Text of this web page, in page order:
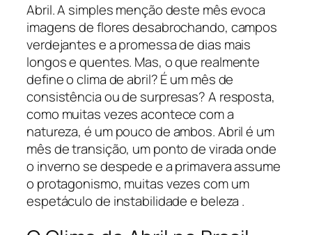
Abril. A simples menção deste mês evoca
imagens de flores desabrochando, campos
verdejantes e a promessa de dias mais
longos e quentes. Mas, o que realmente
define o clima de abril? É um mês de
consistência ou de surpresas? A resposta,
como muitas vezes acontece com a
natureza, é um pouco de ambos. Abril é um
mês de transição, um ponto de virada onde
o inverno se despede e a primavera assume
o protagonismo, muitas vezes com um
espetáculo de instabilidade e beleza .